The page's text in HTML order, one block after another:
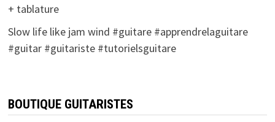
+ tablature
Slow life like jam wind #guitare #apprendrelaguitare
#guitar #guitariste #tutorielsguitare
BOUTIQUE GUITARISTES